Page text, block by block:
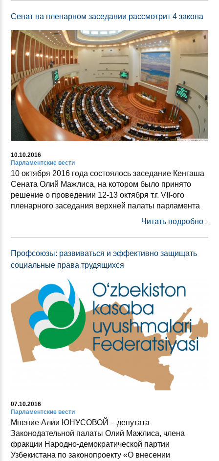
Сенат на пленарном заседании рассмотрит 4 закона
10.10.2016
Парламентские вести
10 октября 2016 года состоялось заседание Кенгаша
Сената Олий Мажлиса, на котором было принято
решение о проведении 12-13 октября т.г. VII-ого
пленарного заседания верхней палаты парламента
Читать подробно
Профсоюзы: развиваться и эффективно защищать
социальные права трудящихся
07.10.2016
Парламентские вести
Мнение Алии ЮНУСОВОЙ – депутата
Законодательной палаты Олий Мажлиса, члена
фракции Народно-демократической партии
Узбекистана по законопроекту «О внесении